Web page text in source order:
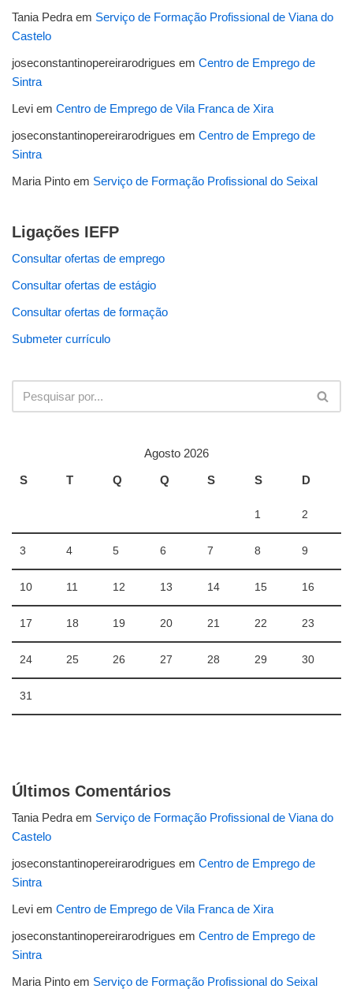
Tania Pedra em Serviço de Formação Profissional de Viana do
Castelo
joseconstantinopereirarodrigues em Centro de Emprego de
Sintra
Levi em Centro de Emprego de Vila Franca de Xira
joseconstantinopereirarodrigues em Centro de Emprego de
Sintra
Maria Pinto em Serviço de Formação Profissional do Seixal
Ligações IEFP
Consultar ofertas de emprego
Consultar ofertas de estágio
Consultar ofertas de formação
Submeter currículo
Agosto 2026
S
T Q Q S S D
1 2
3 4 5 6 7 8 9
10 11 12 13 14 15 16
17 18 19 20 21 22 23
24 25 26 27 28 29 30
31
Últimos Comentários
Tania Pedra em Serviço de Formação Profissional de Viana do
Castelo
joseconstantinopereirarodrigues em Centro de Emprego de
Sintra
Levi em Centro de Emprego de Vila Franca de Xira
joseconstantinopereirarodrigues em Centro de Emprego de
Sintra
Maria Pinto em Serviço de Formação Profissional do Seixal